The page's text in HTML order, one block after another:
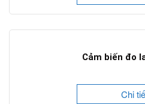
Cảm biến đo
Chi